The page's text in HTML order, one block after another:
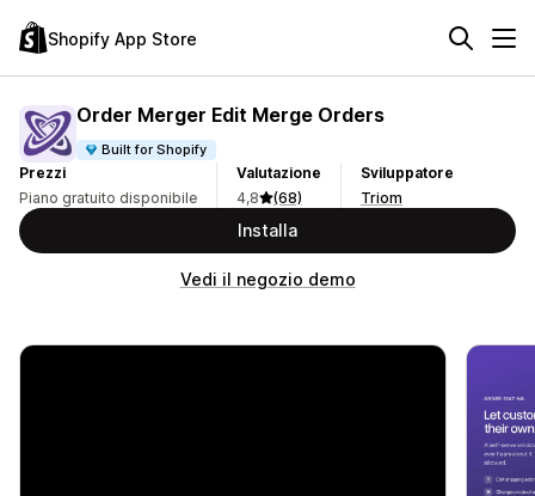
Shopify App Store
Order Merger Edit Merge Orders
Built for Shopify
Prezzi
Piano gratuito disponibile
Valutazione
4,8
(68)
Sviluppatore
Triom
Installa
Vedi il negozio demo